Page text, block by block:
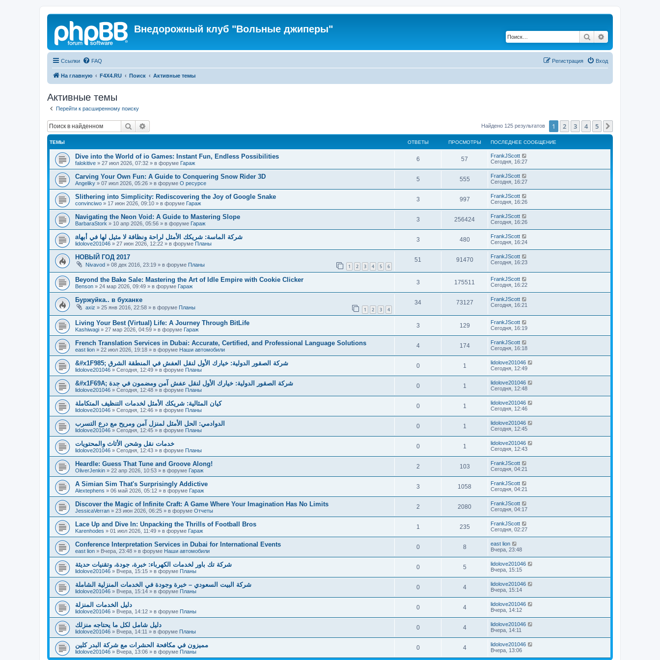
Внедорожный клуб "Вольные джиперы"
Поиск
Ссылки FAQ Вход
Регистрация
На главную F4X4.RU Поиск Активные темы
Активные темы
Перейти к расширенному поиску
Поиск Найдено 125 результатов 1 2 3 4 5
ТЕМЫ ОТВЕТЫ ПРОСМОТРЫ ПОСЛЕДНЕЕ СООБЩЕНИЕ
Dive into the World of io Games: Instant Fun, Endless Possibilities
falokitive » 27 июл 2026, 07:32 » в форуме Гараж
6 57
FrankJScott
Сегодня, 16:27
Carving Your Own Fun: A Guide to Conquering Snow Rider 3D
Angeliky » 07 июл 2026, 05:26 » в форуме О ресурсе
5 555
FrankJScott
Сегодня, 16:27
Slithering into Simplicity: Rediscovering the Joy of Google Snake
convinciwo » 17 июн 2026, 09:10 » в форуме Гараж
3 997
FrankJScott
Сегодня, 16:26
Navigating the Neon Void: A Guide to Mastering Slope
BarbaraStork » 10 апр 2026, 05:56 » в форуме Гараж
3 256424
FrankJScott
Сегодня, 16:26
aشركة الماسة: شريكك الأمثل لراحة ونظافة لا مثيل لها في أبها
lidolove201046 » 27 июн 2026, 12:22 » в форуме Планы
3 480
FrankJScott
Сегодня, 16:24
НОВЫЙ ГОД 2017
Nivavod » 08 дек 2016, 23:19 » в форуме Планы 1 2 3 4 5 6
51 91470
FrankJScott
Сегодня, 16:23
Beyond the Bake Sale: Mastering the Art of Idle Empire with Cookie Clicker
Benson » 24 мар 2026, 09:49 » в форуме Гараж
3 175511
FrankJScott
Сегодня, 16:22
Буржуйка.. в буханке
axiz » 25 янв 2016, 22:58 » в форуме Планы 1 2 3 4
34 73127
FrankJScott
Сегодня, 16:21
Living Your Best (Virtual) Life: A Journey Through BitLife
Kashiwagi » 27 мар 2026, 04:59 » в форуме Гараж
3 129
FrankJScott
Сегодня, 16:19
French Translation Services in Dubai: Accurate, Certified, and Professional Language Solutions
east lion » 22 июл 2026, 19:18 » в форуме Наши автомобили
4 174
FrankJScott
Сегодня, 16:18
&#x1F985; شركة الصقور الدولية: خيارك الأول لنقل العفش في المنطقة الشرق
lidolove201046 » Сегодня, 12:49 » в форуме Планы
0 1
lidolove201046
Сегодня, 12:49
&#x1F69A; شركة الصقور الدولية: خيارك الأول لنقل عفش آمن ومضمون في جدة
lidolove201046 » Сегодня, 12:48 » в форуме Планы
0 1
lidolove201046
Сегодня, 12:48
كيان المثالية: شريكك الأمثل لخدمات التنظيف المتكاملة
lidolove201046 » Сегодня, 12:46 » в форуме Планы
0 1
lidolove201046
Сегодня, 12:46
الدوادمي: الحل الأمثل لمنزل آمن ومريح مع درع التسرب
lidolove201046 » Сегодня, 12:45 » в форуме Планы
0 1
lidolove201046
Сегодня, 12:45
خدمات نقل وشحن الأثاث والمحتويات
lidolove201046 » Сегодня, 12:43 » в форуме Планы
0 1
lidolove201046
Сегодня, 12:43
Heardle: Guess That Tune and Groove Along!
OliverJenkin » 22 апр 2026, 10:53 » в форуме Гараж
2 103
FrankJScott
Сегодня, 04:21
A Simian Sim That's Surprisingly Addictive
Alextephens » 06 май 2026, 05:12 » в форуме Гараж
3 1058
FrankJScott
Сегодня, 04:21
Discover the Magic of Infinite Craft: A Game Where Your Imagination Has No Limits
JessicaVerran » 23 июн 2026, 06:25 » в форуме Отчеты
2 2080
FrankJScott
Сегодня, 04:17
Lace Up and Dive In: Unpacking the Thrills of Football Bros
Karenhodes » 01 июл 2026, 11:49 » в форуме Гараж
1 235
FrankJScott
Сегодня, 02:27
Conference Interpretation Services in Dubai for International Events
east lion » Вчера, 23:48 » в форуме Наши автомобили
0 8
east lion
Вчера, 23:48
شركة تك باور لخدمات الكهرباء: خبرة، جودة، وتقنيات حديثة
lidolove201046 » Вчера, 15:15 » в форуме Планы
0 5
lidolove201046
Вчера, 15:15
شركة البيت السعودي – خبرة وجودة في الخدمات المنزلية الشاملة
lidolove201046 » Вчера, 15:14 » в форуме Планы
0 4
lidolove201046
Вчера, 15:14
دليل الخدمات المنزلة
lidolove201046 » Вчера, 14:12 » в форуме Планы
0 4
lidolove201046
Вчера, 14:12
دليل شامل لكل ما يحتاجه منزلك
lidolove201046 » Вчера, 14:11 » в форуме Планы
0 4
lidolove201046
Вчера, 14:11
مميزون في مكافحة الحشرات مع شركة البدر كلين
lidolove201046 » Вчера, 13:06 » в форуме Планы
0 4
lidolove201046
Вчера, 13:06